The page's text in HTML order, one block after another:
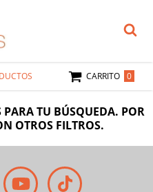
CARRITO 0
TU BÚSQUEDA. POR
OTROS FILTROS.